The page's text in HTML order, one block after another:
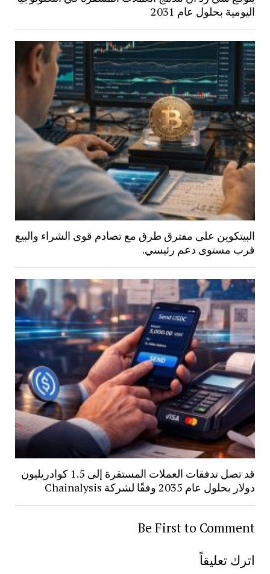
اليومية بحلول عام 2031
البيتكوين على مفترق طرق مع تصادم قوى الشراء والبيع
قرب مستوى دعم رئيسي.
قد تصل تدفقات العملات المستقرة إلى 1.5 كوادريليون
دولار بحلول عام 2035 وفقًا لشركة Chainalysis
Be First to Comment
اترك تعليقاً